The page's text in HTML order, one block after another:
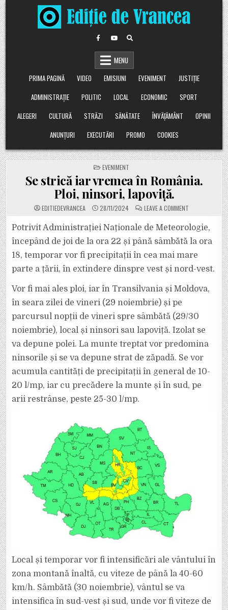
Skip
to
content
MENU
PRIMA PAGINĂ
VIDEO EMISIUNI EVENIMENT
JUSTIȚIE
ADMINISTRAȚIE
POLITIC LOCAL ECONOMIC
SPORT
ALEGERI
CULTURĂ STRĂZI SĂNĂTATE ÎNVĂȚĂMÂNT
OPINII
ANUNȚURI
EXECUTĂRI PROMO COOKIES
POSTED
IN
EVENIMENT
Se strică iar vremea în România.
Ploi, ninsori, lapoviță.
EDITIEDEVRANCEA 28/11/2024 LEAVE A COMMENT
SE
IAR
VREMEA
ÎN
ROMÂNIA.
NINSORI,
Potrivit Administrației Naționale de Meteorologie,
începând de joi de la ora 22 și până sâmbătă la ora
18, temporar vor fi precipitații în cea mai mare
parte a țării, în extindere dinspre vest și nord-vest.
Vor fi mai ales ploi, iar în Transilvania și Moldova,
în seara zilei de vineri (29 noiembrie) și pe
parcursul nopții de vineri spre sâmbătă (29/30
noiembrie), local și ninsori sau lapoviță. Izolat se
va depune polei. La munte treptat vor predomina
ninsorile și se va depune strat de zăpadă. Se vor
acumula cantități de precipitații în general de 10-
20 l/mp, iar cu precădere la munte și în sud, pe
arii restrânse, peste 25-30 l/mp.
Local și temporar vor fi intensificări ale vântului în
zona montană înaltă, cu viteze de până la 40-60
km/h. Sâmbătă (30 noiembrie), vântul se va
intensifica în sud-vest și sud, unde vor fi viteze de